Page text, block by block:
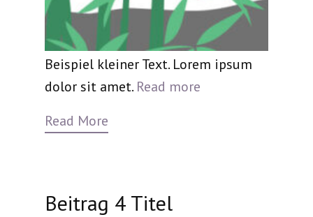
Beispiel kleiner Text. Lorem ipsum
dolor sit amet. Read more
Read More
Beitrag 4 Titel